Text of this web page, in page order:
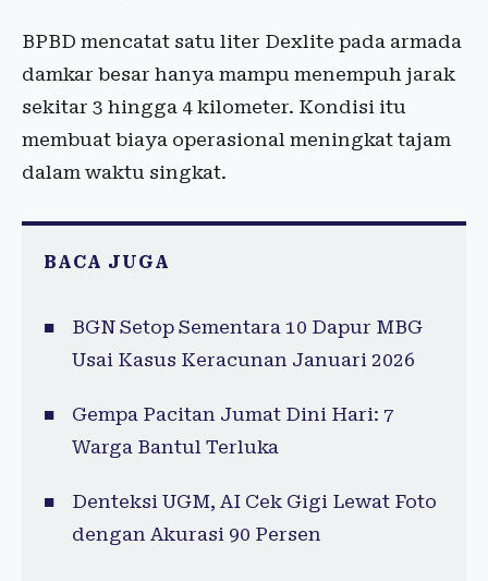
BPBD mencatat satu liter Dexlite pada armada
damkar besar hanya mampu menempuh jarak
sekitar 3 hingga 4 kilometer. Kondisi itu
membuat biaya operasional meningkat tajam
dalam waktu singkat.
BACA JUGA
BGN Setop Sementara 10 Dapur MBG
Usai Kasus Keracunan Januari 2026
Gempa Pacitan Jumat Dini Hari: 7
Warga Bantul Terluka
Denteksi UGM, AI Cek Gigi Lewat Foto
dengan Akurasi 90 Persen